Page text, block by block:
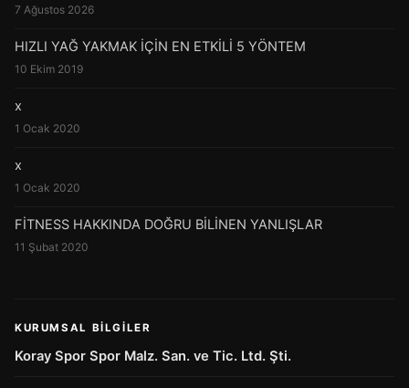
7 Ağustos 2026
HIZLI YAĞ YAKMAK İÇİN EN ETKİLİ 5 YÖNTEM
10 Ekim 2019
x
1 Ocak 2020
x
1 Ocak 2020
FİTNESS HAKKINDA DOĞRU BİLİNEN YANLIŞLAR
11 Şubat 2020
KURUMSAL BILGILER
Koray Spor Spor Malz. San. ve Tic. Ltd. Şti.